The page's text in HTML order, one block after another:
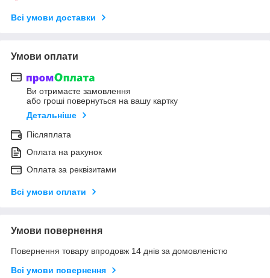
Всі умови доставки
Умови оплати
Ви отримаєте замовлення
або гроші повернуться на вашу картку
Детальніше
Післяплата
Оплата на рахунок
Оплата за реквізитами
Всі умови оплати
Умови повернення
Повернення товару впродовж 14 днів за домовленістю
Всі умови повернення